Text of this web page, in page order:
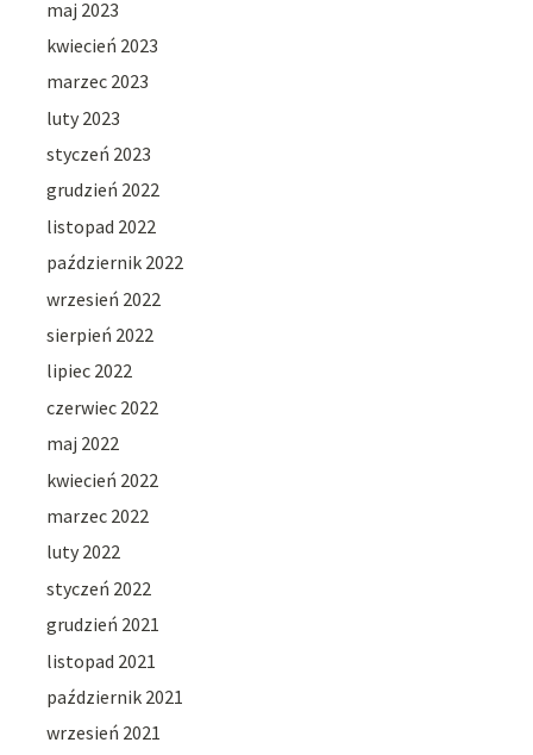
maj 2023
kwiecień 2023
marzec 2023
luty 2023
styczeń 2023
grudzień 2022
listopad 2022
październik 2022
wrzesień 2022
sierpień 2022
lipiec 2022
czerwiec 2022
maj 2022
kwiecień 2022
marzec 2022
luty 2022
styczeń 2022
grudzień 2021
listopad 2021
październik 2021
wrzesień 2021